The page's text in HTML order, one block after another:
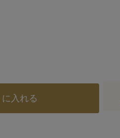
入れる